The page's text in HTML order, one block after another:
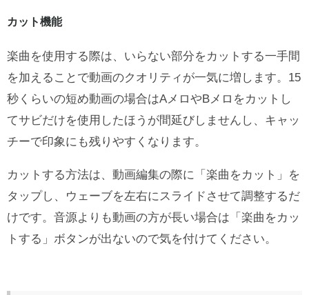
カット機能
楽曲を使用する際は、いらない部分をカットする一手間
を加えることで動画のクオリティが一気に増します。15
秒くらいの短め動画の場合はAメロやBメロをカットし
てサビだけを使用したほうが間延びしませんし、キャッ
チーで印象にも残りやすくなります。
カットする方法は、動画編集の際に「楽曲をカット」を
タップし、ウェーブを左右にスライドさせて調整するだ
けです。音源よりも動画の方が長い場合は「楽曲をカッ
トする」ボタンが出ないので気を付けてください。